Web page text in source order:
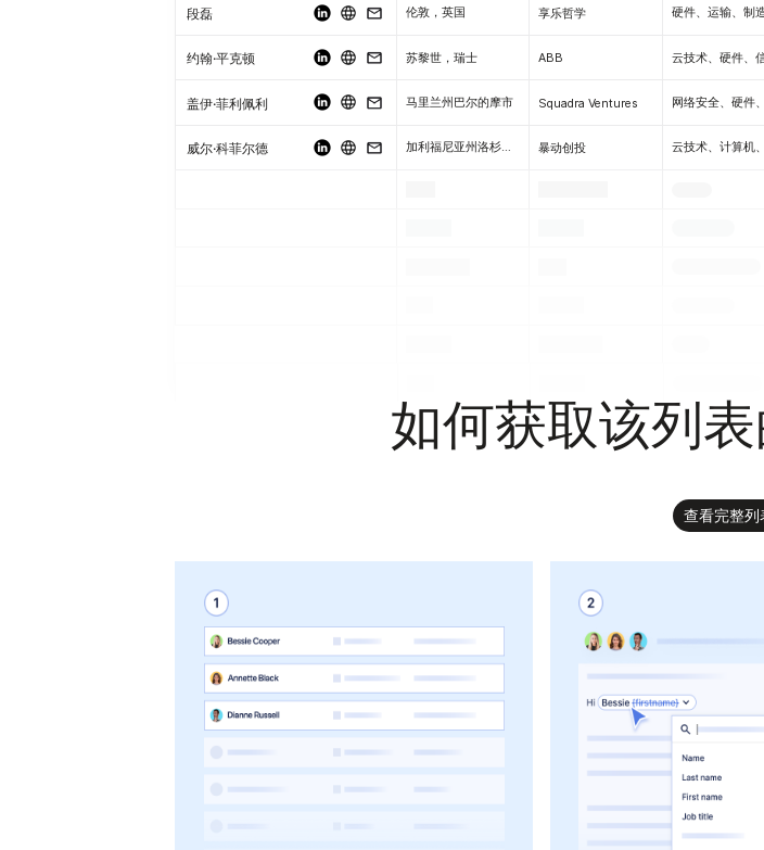
段磊 伦敦，英国 享乐哲学 硬件、运输、制
约翰·平克顿 苏黎世，瑞士 ABB
盖伊·菲利佩利 马里兰州巴尔的摩市 Squadra Ventures
威尔·科菲尔德 加利福尼亚州洛杉矶市 暴动创投
如何获取该列
查看完整列